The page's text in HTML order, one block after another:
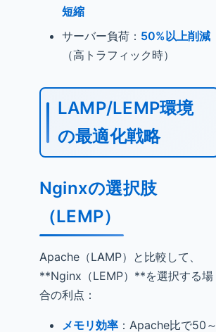
短縮
サーバー負荷： 50%以上削減
（高トラフィック時）
LAMP/LEMP環境
の最適化戦略
Nginxの選択肢
（LEMP）
Apache（LAMP）と比較して、
**Nginx（LEMP）**を選択する場
合の利点：
メモリ効率 ：Apache比で50～